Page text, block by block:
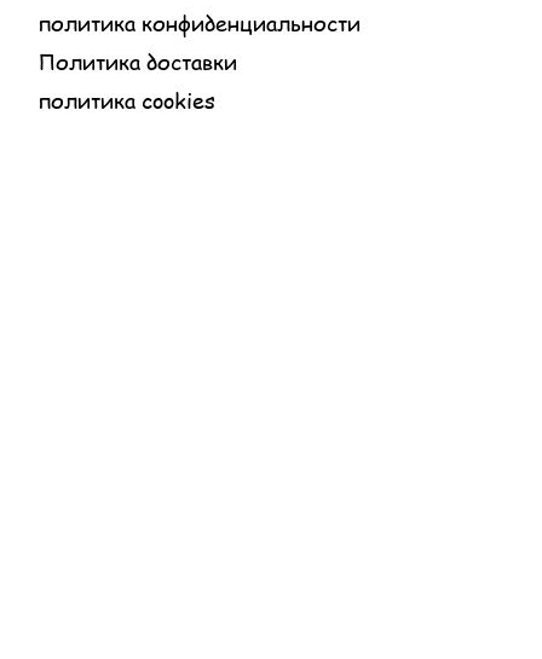
политика конфиденциальности
Политика доставки
политика cookies